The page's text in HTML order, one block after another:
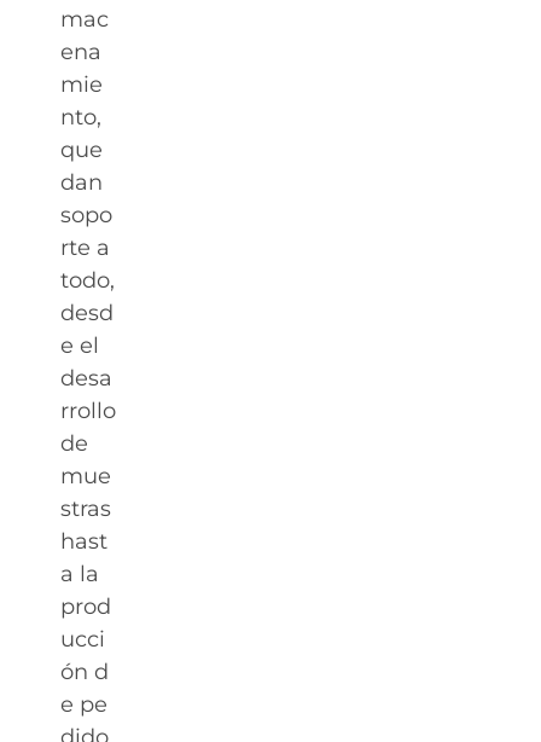
mac
ena
mie
nto,
que
dan
sopo
rte a
todo,
desd
e el
desa
rrollo
de
mue
stras
hast
a la
prod
ucci
ón d
e pe